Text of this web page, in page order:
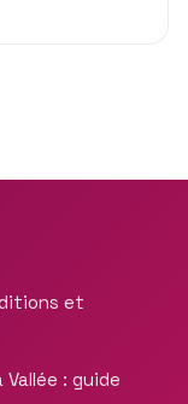
et
Vallée : guide